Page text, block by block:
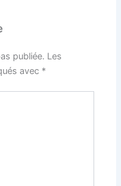
publiée. Les
avec *